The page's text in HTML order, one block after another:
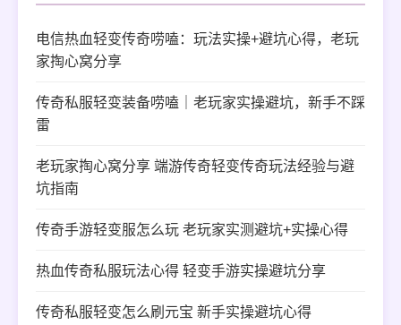
电信热血轻变传奇唠嗑：玩法实操+避坑心得，老玩
家掏心窝分享
传奇私服轻变装备唠嗑｜老玩家实操避坑，新手不踩
雷
老玩家掏心窝分享 端游传奇轻变传奇玩法经验与避
坑指南
传奇手游轻变服怎么玩 老玩家实测避坑+实操心得
热血传奇私服玩法心得 轻变手游实操避坑分享
传奇私服轻变怎么刷元宝 新手实操避坑心得